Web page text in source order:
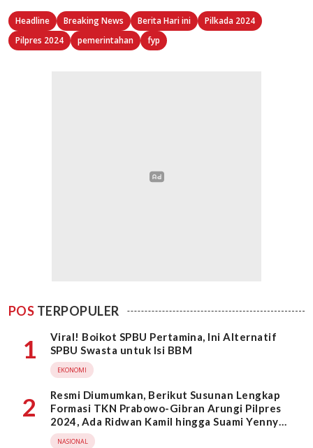
Headline Breaking News Berita Hari ini
Pilkada 2024
Pilpres 2024
pemerintahan fyp
POS TERPOPULER
1
Viral! Boikot SPBU Pertamina, Ini Alternatif
SPBU Swasta untuk Isi BBM
EKONOMI
2
Resmi Diumumkan, Berikut Susunan Lengkap
Formasi TKN Prabowo-Gibran Arungi Pilpres
2024, Ada Ridwan Kamil hingga Suami Yenny
Wahid
NASIONAL